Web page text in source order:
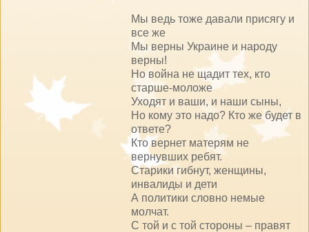
Мы ведь тоже давали присягу и
все же
Мы верны Украине и народу
верны!
Но война не щадит тех, кто
старше-моложе
Уходят и ваши, и наши сыны,
Но кому это надо? Кто же будет в
ответе?
Кто вернет матерям не
вернувших ребят.
Старики гибнут, женщины,
инвалиды и дети
А политики словно немые
молчат.
С той и с той стороны – правят